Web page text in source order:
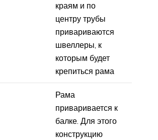
краям и по
центру трубы
привариваются
швеллеры, к
которым будет
крепиться рама
Рама
приваривается к
балке. Для этого
конструкцию